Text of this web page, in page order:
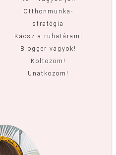
Otthonmunka-
stratégia
Káosz a ruhatáram!
Blogger vagyok!
Költözöm!
Unatkozom!